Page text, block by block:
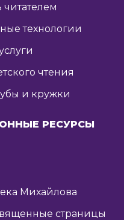
читателем
технологии
чтения
и кружки
РЕСУРСЫ
Михайлова
страницы